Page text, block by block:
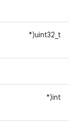
uint32_t(*
int(*